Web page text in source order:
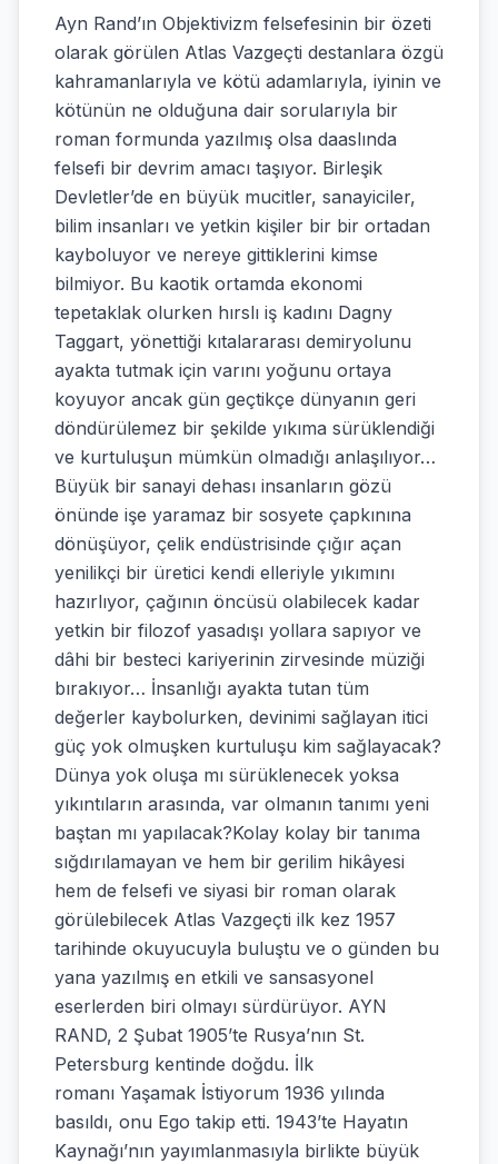
Ayn Rand’ın Objektivizm felsefesinin bir özeti
olarak görülen Atlas Vazgeçti destanlara özgü
kahramanlarıyla ve kötü adamlarıyla, iyinin ve
kötünün ne olduğuna dair sorularıyla bir
roman formunda yazılmış olsa daaslında
felsefi bir devrim amacı taşıyor. Birleşik
Devletler’de en büyük mucitler, sanayiciler,
bilim insanları ve yetkin kişiler bir bir ortadan
kayboluyor ve nereye gittiklerini kimse
bilmiyor. Bu kaotik ortamda ekonomi
tepetaklak olurken hırslı iş kadını Dagny
Taggart, yönettiği kıtalararası demiryolunu
ayakta tutmak için varını yoğunu ortaya
koyuyor ancak gün geçtikçe dünyanın geri
döndürülemez bir şekilde yıkıma sürüklendiği
ve kurtuluşun mümkün olmadığı anlaşılıyor…
Büyük bir sanayi dehası insanların gözü
önünde işe yaramaz bir sosyete çapkınına
dönüşüyor, çelik endüstrisinde çığır açan
yenilikçi bir üretici kendi elleriyle yıkımını
hazırlıyor, çağının öncüsü olabilecek kadar
yetkin bir filozof yasadışı yollara sapıyor ve
dâhi bir besteci kariyerinin zirvesinde müziği
bırakıyor… İnsanlığı ayakta tutan tüm
değerler kaybolurken, devinimi sağlayan itici
güç yok olmuşken kurtuluşu kim sağlayacak?
Dünya yok oluşa mı sürüklenecek yoksa
yıkıntıların arasında, var olmanın tanımı yeni
baştan mı yapılacak?Kolay kolay bir tanıma
sığdırılamayan ve hem bir gerilim hikâyesi
hem de felsefi ve siyasi bir roman olarak
görülebilecek Atlas Vazgeçti ilk kez 1957
tarihinde okuyucuyla buluştu ve o günden bu
yana yazılmış en etkili ve sansasyonel
eserlerden biri olmayı sürdürüyor. AYN
RAND, 2 Şubat 1905’te Rusya’nın St.
Petersburg kentinde doğdu. İlk
romanı Yaşamak İstiyorum 1936 yılında
basıldı, onu Ego takip etti. 1943’te Hayatın
Kaynağı’nın yayımlanmasıyla birlikte büyük